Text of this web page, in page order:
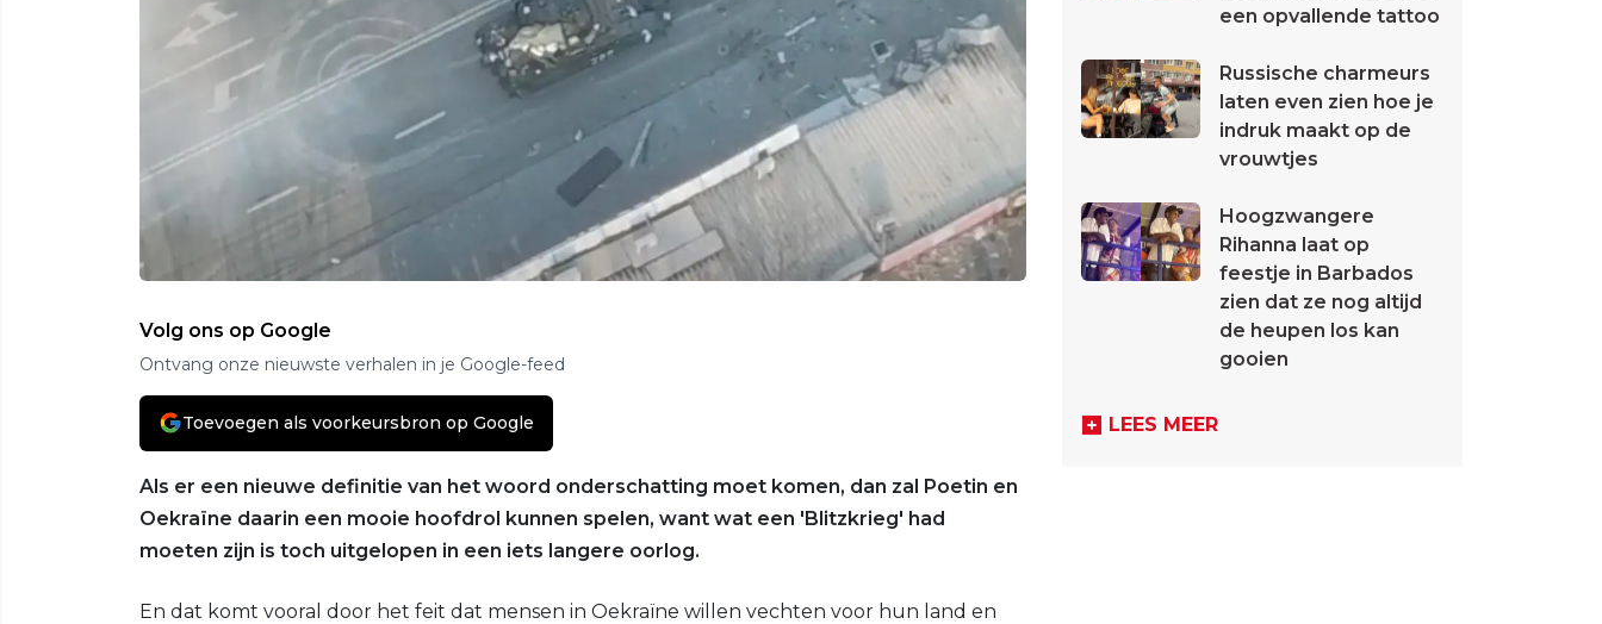
Volg ons op Google
Ontvang onze nieuwste verhalen in je Google-feed
Toevoegen als voorkeursbron op Google
Als er een nieuwe definitie van het woord onderschatting moet komen, dan zal Poetin en
Oekraïne daarin een mooie hoofdrol kunnen spelen, want wat een 'Blitzkrieg' had
moeten zijn is toch uitgelopen in een iets langere oorlog.
En dat komt vooral door het feit dat mensen in Oekraïne willen vechten voor hun land en
een opvallende tattoo
Russische charmeurs
laten even zien hoe je
indruk maakt op de
vrouwtjes
Hoogzwangere
Rihanna laat op
feestje in Barbados
zien dat ze nog altijd
de heupen los kan
gooien
LEES MEER